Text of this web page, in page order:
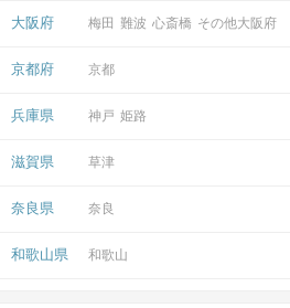
大阪府 梅田 難波 心斎橋 その他大阪府
京都府 京都
兵庫県 神戸 姫路
滋賀県 草津
奈良県 奈良
和歌山県 和歌山